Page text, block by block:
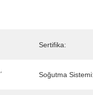
Sertifika:
Soğutma Sistemi: